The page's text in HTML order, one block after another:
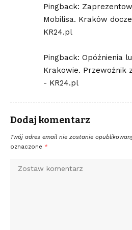
Pingback:
Mobilisa. Kraków
KR24.pl
Pingback: Opóźnienia
Krakowie. Przewoźnik
- KR24.pl
Dodaj komentarz
Twój adres email nie zostanie
oznaczone *